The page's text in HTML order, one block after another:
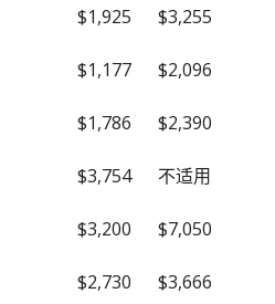
$1,925 $3,255
$1,177 $2,096
$1,786 $2,390
$3,754 不适用
$3,200 $7,050
$2,730 $3,666